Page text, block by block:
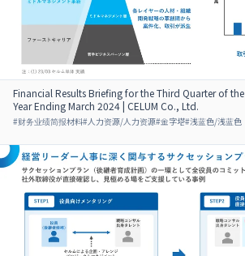
Financial Results Briefing for the Third Quarter of the
Year Ending March 2024 | CELUM Co., Ltd.
#财务业绩简报材料#人力资源/人力资源#金字塔#浅蓝色/浅蓝色